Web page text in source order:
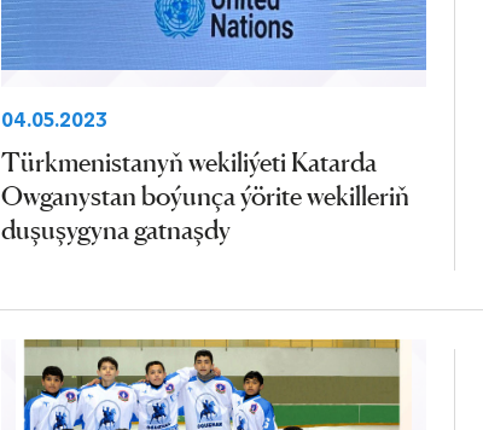
04.05.2023
Türkmenistanyň wekiliýeti Katarda
Owganystan boýunça ýörite wekilleriň
duşuşygyna gatnaşdy